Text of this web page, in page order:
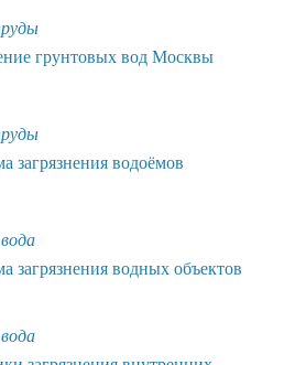
грунтовых вод Москвы
загрязнения водоёмов
загрязнения водных объектов